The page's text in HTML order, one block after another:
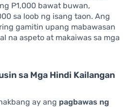
P1,000 bawat buwan,
sa loob ng isang taon. Ang
gamitin upang mabawasan
na aspeto at makaiwas sa mga
sa Mga Hindi Kailangan
ay ang pagbawas ng